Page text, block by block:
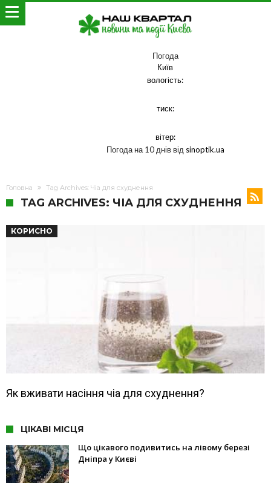
Погода
Київ
вологість:
тиск:
вітер:
Погода на 10 днів від sinoptik.ua
Головна Tag Archives: Чіа для схуднення
TAG ARCHIVES: ЧІА ДЛЯ СХУДНЕННЯ
КОРИСНО
Як вживати насіння чіа для схуднення?
ЦІКАВІ МІСЦЯ
Що цікавого подивитись на лівому березі
Дніпра у Києві